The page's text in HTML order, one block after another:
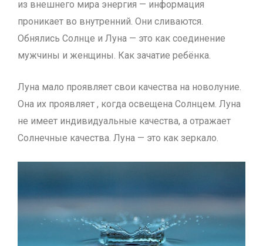
из внешнего мира энергия — информация
проникает во внутренний. Они сливаются.
Обнялись Солнце и Луна — это как соединение
мужчины и женщины. Как зачатие ребёнка.
Луна мало проявляет свои качества на новолуние.
Она их проявляет , когда освещена Солнцем. Луна
не имеет индивидуальные качества, а отражает
Солнечные качества. Луна — это как зеркало.